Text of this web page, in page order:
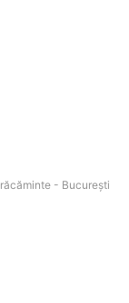
- Bucureşti